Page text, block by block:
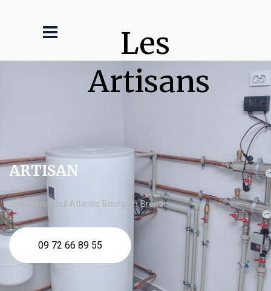
Les
Artisans
ARTISAN
chaudière fioul Atlantic Bourg en Bresse
09 72 66 89 55